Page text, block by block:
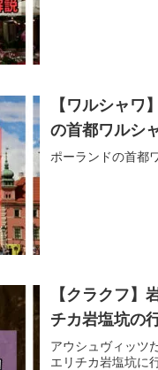
【ワルシャワ
の首都ワルシ
ポーランドの首都
【クラクフ】
チカ岩塩坑の
アウシュヴィッツ
エリチカ岩塩坑に